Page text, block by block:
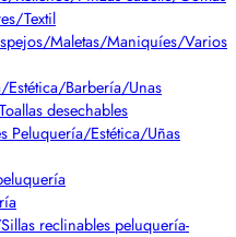
Textil
Maletas/Maniquíes/Varios
Estética/Barbería/Unas
desechables
Peluquería/Estética/Uñas
reclinables peluquería-